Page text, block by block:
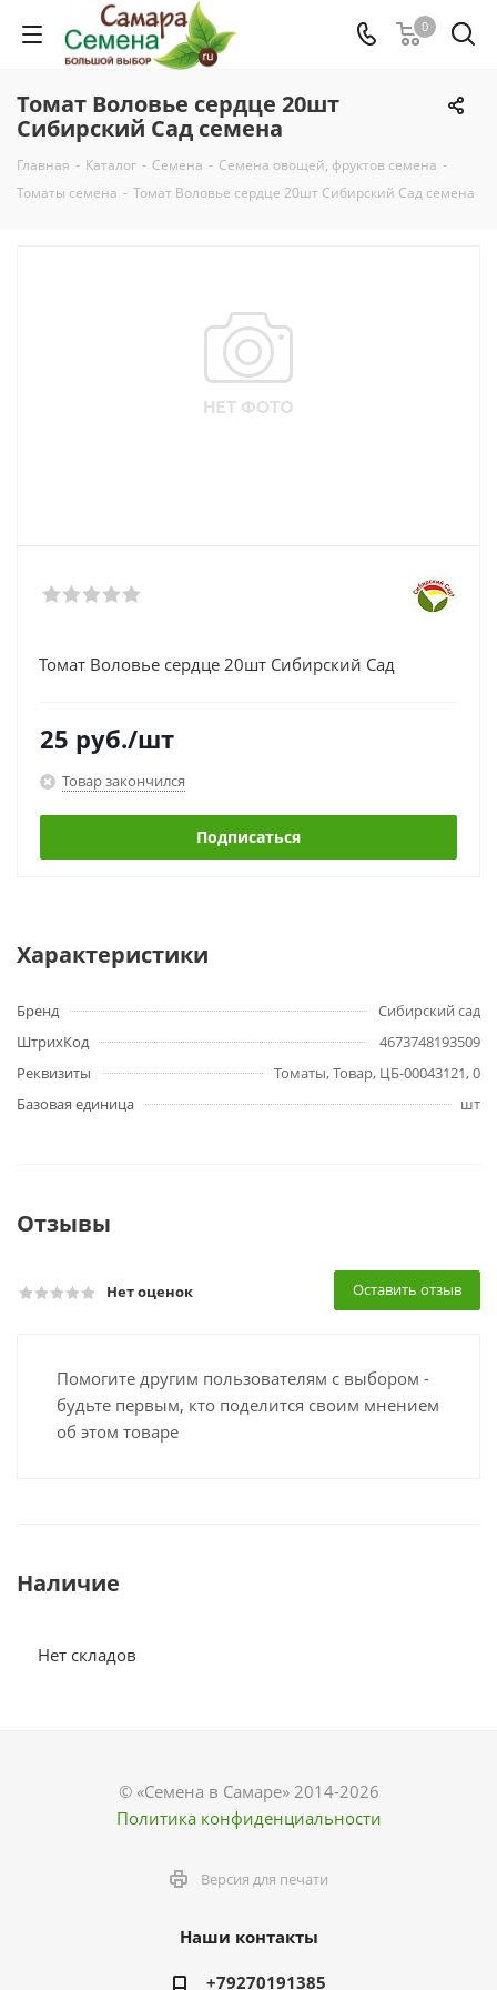
0
Томат Воловье сердце 20шт
Сибирский Сад семена
Главная - Каталог - Семена - Семена овощей, фруктов семена -
Томаты семена - Томат Воловье сердце 20шт Сибирский Сад семена
Томат Воловье сердце 20шт Сибирский Сад
25 руб./шт
Товар закончился
Подписаться
Характеристики
Бренд
Сибирский сад
ШтрихКод
4673748193509
Реквизиты
Томаты, Товар, ЦБ-00043121, 0
Базовая единица
шт
Отзывы
Нет оценок Оставить отзыв
Помогите другим пользователям с выбором -
будьте первым, кто поделится своим мнением
об этом товаре
Наличие
Нет складов
© «Семена в Самаре» 2014-2026
Политика конфиденциальности
Версия для печати
Наши контакты
+79270191385